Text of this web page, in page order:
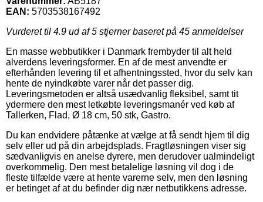
EAN: 5703538167492
Vurderet til 4.9 ud af 5 stjerner baseret på 45 anmeldelser
En masse webbutikker i Danmark frembyder til alt held
alverdens leveringsformer. En af de mest anvendte er
efterhånden levering til et afhentningssted, hvor du selv kan
hente de nyindkøbte varer når det passer dig.
Leveringsmetoden er altså usædvanlig fleksibel, samt tit
ydermere den mest letkøbte leveringsmanér ved køb af
Tallerken, Flad, Ø 18 cm, 50 stk, Gastro.
Du kan endvidere påtænke at vælge at få sendt hjem til dig
selv eller ud på din arbejdsplads. Fragtløsningen viser sig
sædvanligvis en anelse dyrere, men derudover ualmindeligt
overkommelig. Den mest betalelige løsning vil dog i de
fleste tilfælde være at hente varerne selv, men den løsning
er betinget af at du befinder dig nær netbutikkens adresse.